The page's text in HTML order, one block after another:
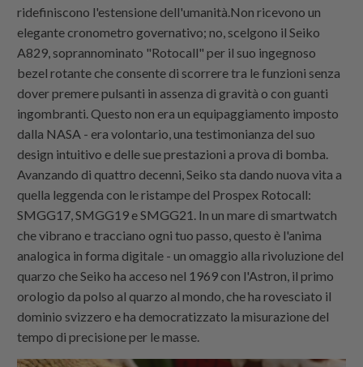
ridefiniscono l'estensione dell'umanità.Non ricevono un
elegante cronometro governativo; no, scelgono il Seiko
A829, soprannominato "Rotocall" per il suo ingegnoso
bezel rotante che consente di scorrere tra le funzioni senza
dover premere pulsanti in assenza di gravità o con guanti
ingombranti. Questo non era un equipaggiamento imposto
dalla NASA - era volontario, una testimonianza del suo
design intuitivo e delle sue prestazioni a prova di bomba.
Avanzando di quattro decenni, Seiko sta dando nuova vita a
quella leggenda con le ristampe del Prospex Rotocall:
SMGG17, SMGG19 e SMGG21. In un mare di smartwatch
che vibrano e tracciano ogni tuo passo, questo è l'anima
analogica in forma digitale - un omaggio alla rivoluzione del
quarzo che Seiko ha acceso nel 1969 con l'Astron, il primo
orologio da polso al quarzo al mondo, che ha rovesciato il
dominio svizzero e ha democratizzato la misurazione del
tempo di precisione per le masse.